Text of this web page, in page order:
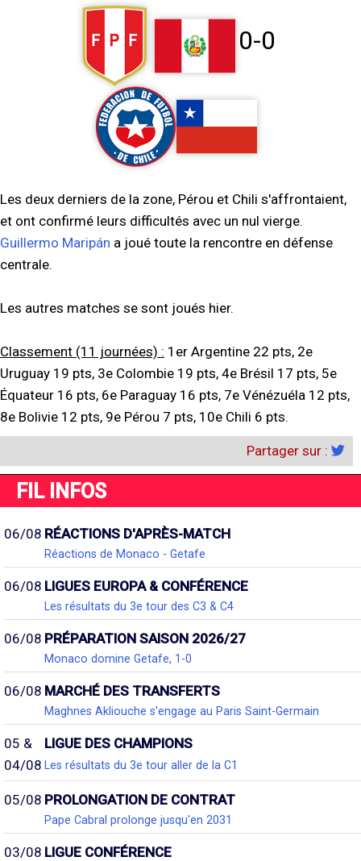
0-0
Les deux derniers de la zone, Pérou et Chili s'affrontaient,
et ont confirmé leurs difficultés avec un nul vierge.
Guillermo Maripán a joué toute la rencontre en défense
centrale.
Les autres matches se sont joués hier.
Classement (11 journées) : 1er Argentine 22 pts, 2e
Uruguay 19 pts, 3e Colombie 19 pts, 4e Brésil 17 pts, 5e
Équateur 16 pts, 6e Paraguay 16 pts, 7e Vénézuéla 12 pts,
8e Bolivie 12 pts, 9e Pérou 7 pts, 10e Chili 6 pts.
Partager sur :
FIL INFOS
06/08 RÉACTIONS D'APRÈS-MATCH
Réactions de Monaco - Getafe
06/08 LIGUES EUROPA & CONFÉRENCE
Les résultats du 3e tour des C3 & C4
06/08 PRÉPARATION SAISON 2026/27
Monaco domine Getafe, 1-0
06/08 MARCHÉ DES TRANSFERTS
Maghnes Akliouche s'engage au Paris Saint-Germain
05 &
04/08
LIGUE DES CHAMPIONS
Les résultats du 3e tour aller de la C1
05/08 PROLONGATION DE CONTRAT
Pape Cabral prolonge jusqu'en 2031
03/08 LIGUE CONFÉRENCE